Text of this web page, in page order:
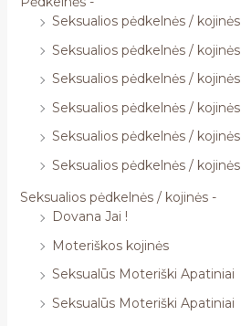
Seksualios pėdkelnės / kojinės
Seksualios pėdkelnės / kojinės
Seksualios pėdkelnės / kojinės
Seksualios pėdkelnės / kojinės
Seksualios pėdkelnės / kojinės
Seksualios pėdkelnės / kojinės
Seksualios pėdkelnės / kojinės -
Dovana Jai !
Moteriškos kojinės
Seksualūs Moteriški Apatiniai
Seksualūs Moteriški Apatiniai